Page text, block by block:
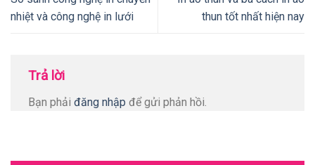
nhiệt và công nghệ in lưới
thun tốt nhất hiện nay
Trả lời
Bạn phải đăng nhập để gửi phản hồi.